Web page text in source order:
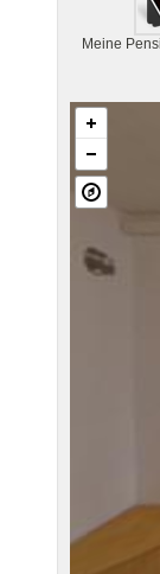
Meine